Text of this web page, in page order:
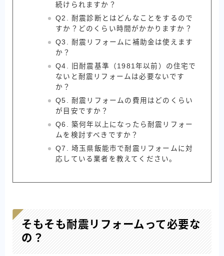
続けられますか？
Q2. 耐震診断とはどんなことをするので
すか？どのくらい時間がかかりますか？
Q3. 耐震リフォームに補助金は使えます
か？
Q4. 旧耐震基準（1981年以前）の住宅で
ないと耐震リフォームは必要ないです
か？
Q5. 耐震リフォームの費用はどのくらい
が目安ですか？
Q6. 築何年以上になったら耐震リフォー
ムを検討すべきですか？
Q7. 埼玉県飯能市で耐震リフォームに対
応している業者を教えてください。
そもそも耐震リフォームって必要な
の？